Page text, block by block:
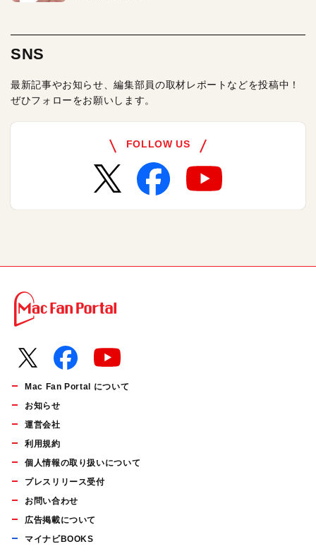
SNS
最新記事やお知らせ、編集部員の取材レポートなどを投稿中！
ぜひフォローをお願いします。
FOLLOW US
Mac Fan Portal について
お知らせ
運営会社
利用規約
個人情報の取り扱いについて
プレスリリース受付
お問い合わせ
広告掲載について
マイナビBOOKS